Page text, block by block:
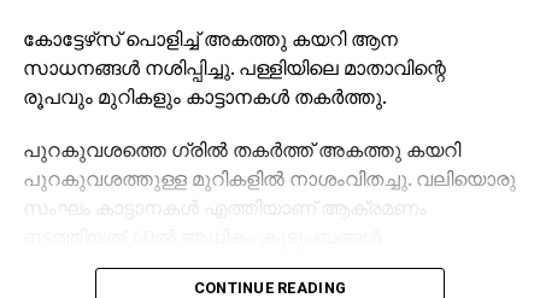
കോട്ടേഴ്‌സ് പൊളിച്ച് അകത്തു കയറി ആന
സാധനങ്ങള്‍ നശിപ്പിച്ചു. പള്ളിയിലെ മാതാവിന്റെ
രൂപവും മുറികളും കാട്ടാനകള്‍ തകര്‍ത്തു.
പുറകുവശത്തെ ഗ്രില്‍ തകര്‍ത്ത് അകത്തു കയറി
പുറകുവശത്തുള്ള മുറികളില്‍ നാശംവിതച്ചു. വലിയൊരു
സംഘം കാട്ടാനകള്‍ എത്തിയാണ് ആക്രമണം
നേരത്തെതന്നെ ഈ പ്രദേശം വിട്ട് പോയിട്ടുള്ളതാണ്.
CONTINUE READING